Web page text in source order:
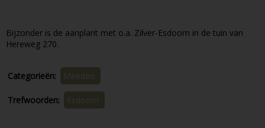
Bijzonder is de aanplant met o.a. Zilver-Esdoorn in de tuin van
Hereweg 270.
Categorieën: Meeden
Trefwoorden: Esdoorn